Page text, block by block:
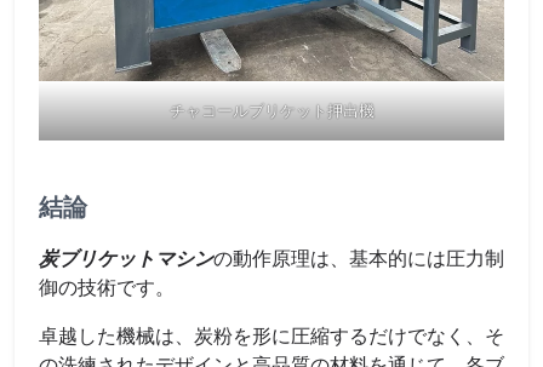
チャコールブリケット押出機
結論
炭ブリケットマシンの動作原理は、基本的には圧力制
御の技術です。
卓越した機械は、炭粉を形に圧縮するだけでなく、そ